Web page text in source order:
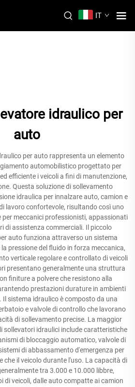
IT
idraulico per
auto
per auto rappresenta un elemento
automobilistico progettato per
efficiente i veicoli a fini di manutenzione,
Questa soluzione di sollevamento
idraulica per innalzare auto, camion e
lavoro confortevole, risultando così uno
meccanici professionisti, appassionati
di assistenza commerciali. Il piccolo
auto funziona attraverso un sistema
pressione del fluido in forza meccanica,
verticale regolare e controllato di veicoli
presentano generalmente una struttura
finiture a polvere che resistono alla
prestazioni durature in ambienti
Il sistema idraulico è composto da una
e valvole di controllo che lavorano
di sollevamento precise. La maggior
sollevatori idraulici include caratteristiche
di bloccaggio automatico, valvole di
di abbassamento d'emergenza per
che il veicolo durante l'uso. La capacità di
tra 3.000 e 10.000 libbre,
di veicoli, dalle auto compatte ai camion